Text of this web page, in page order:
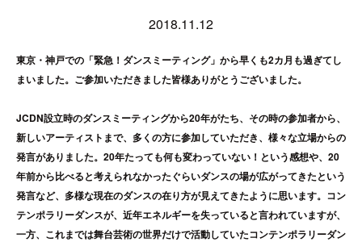
2018.11.12
東京・神戸での「緊急！ダンスミーティング」から早くも2カ月も過ぎてし
まいました。ご参加いただきました皆様ありがとうございました。
JCDN設立時のダンスミーティングから20年がたち、その時の参加者から、
新しいアーティストまで、多くの方に参加していただき、様々な立場からの
発言がありました。20年たっても何も変わっていない！という感想や、20
年前から比べると考えられなかったぐらいダンスの場が広がってきたという
発言など、多様な現在のダンスの在り方が見えてきたように思います。コン
テンポラリーダンスが、近年エネルギーを失っていると言われていますが、
一方、これまでは舞台芸術の世界だけで活動していたコンテンポラリーダン